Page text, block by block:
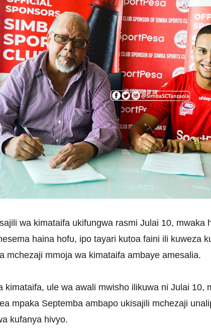
wa kimataifa ukifungwa rasmi Julai 10, mwaka
haina hofu, ipo tayari kutoa faini ili kuweza
mchezaji mmoja wa kimataifa ambaye amesalia.
kimataifa, ule wa awali mwisho ilikuwa ni Julai 10,
mpaka Septemba ambapo ukisajili mchezaji
kufanya hivyo.